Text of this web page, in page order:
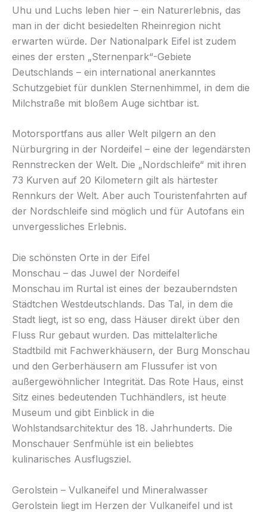
Uhu und Luchs leben hier – ein Naturerlebnis, das
man in der dicht besiedelten Rheinregion nicht
erwarten würde. Der Nationalpark Eifel ist zudem
eines der ersten „Sternenpark“-Gebiete
Deutschlands – ein international anerkanntes
Schutzgebiet für dunklen Sternenhimmel, in dem die
Milchstraße mit bloßem Auge sichtbar ist.
Motorsportfans aus aller Welt pilgern an den
Nürburgring in der Nordeifel – eine der legendärsten
Rennstrecken der Welt. Die „Nordschleife“ mit ihren
73 Kurven auf 20 Kilometern gilt als härtester
Rennkurs der Welt. Aber auch Touristenfahrten auf
der Nordschleife sind möglich und für Autofans ein
unvergessliches Erlebnis.
Die schönsten Orte in der Eifel
Monschau – das Juwel der Nordeifel
Monschau im Rurtal ist eines der bezauberndsten
Städtchen Westdeutschlands. Das Tal, in dem die
Stadt liegt, ist so eng, dass Häuser direkt über den
Fluss Rur gebaut wurden. Das mittelalterliche
Stadtbild mit Fachwerkhäusern, der Burg Monschau
und den Gerberhäusern am Flussufer ist von
außergewöhnlicher Integrität. Das Rote Haus, einst
Sitz eines bedeutenden Tuchhändlers, ist heute
Museum und gibt Einblick in die
Wohlstandsarchitektur des 18. Jahrhunderts. Die
Monschauer Senfmühle ist ein beliebtes
kulinarisches Ausflugsziel.
Gerolstein – Vulkaneifel und Mineralwasser
Gerolstein liegt im Herzen der Vulkaneifel und ist